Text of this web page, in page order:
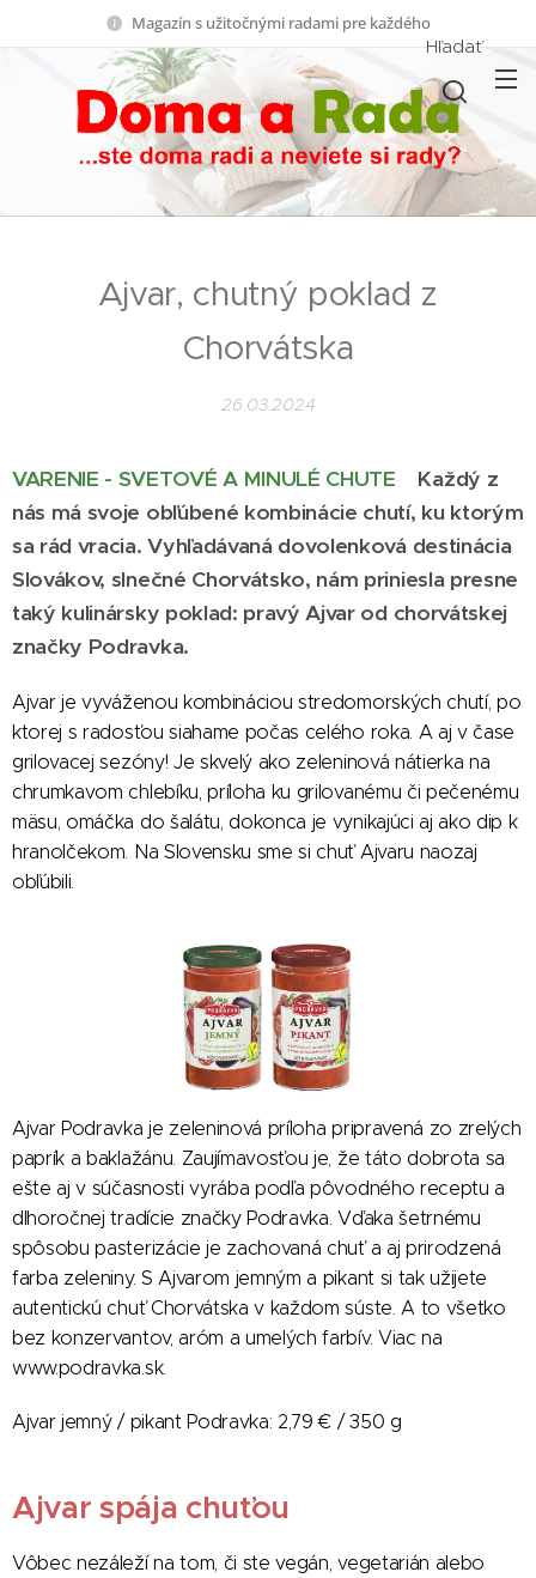
Magazín s užitočnými radami pre každého
Hľadať
Ajvar, chutný poklad z
Chorvátska
26.03.2024
VARENIE - SVETOVÉ A MINULÉ CHUTE
Každý z
nás má svoje obľúbené kombinácie chutí, ku ktorým
sa rád vracia. Vyhľadávaná dovolenková destinácia
Slovákov, slnečné Chorvátsko, nám priniesla presne
taký kulinársky poklad: pravý Ajvar od chorvátskej
značky Podravka.
Ajvar je vyváženou kombináciou stredomorských chutí, po
ktorej s radosťou siahame počas celého roka. A aj v čase
grilovacej sezóny! Je skvelý ako zeleninová nátierka na
chrumkavom chlebíku, príloha ku grilovanému či pečenému
mäsu, omáčka do šalátu, dokonca je vynikajúci aj ako dip k
hranolčekom. Na Slovensku sme si chuť Ajvaru naozaj
obľúbili.
Ajvar Podravka je zeleninová príloha pripravená zo zrelých
paprík a baklažánu. Zaujímavosťou je, že táto dobrota sa
ešte aj v súčasnosti vyrába podľa pôvodného receptu a
dlhoročnej tradície značky Podravka. Vďaka šetrnému
spôsobu pasterizácie je zachovaná chuť a aj prirodzená
farba zeleniny. S Ajvarom jemným a pikant si tak užijete
autentickú chuť Chorvátska v každom súste. A to všetko
bez konzervantov, aróm a umelých farbív. Viac na
www.podravka.sk.
Ajvar jemný / pikant Podravka: 2,79 € / 350 g
Ajvar spája chuťou
Vôbec nezáleží na tom, či ste vegán, vegetarián alebo